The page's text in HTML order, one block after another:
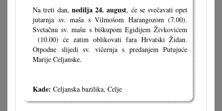
Na treti dan, nedilja 24. august, će se svečavati opet
jutarnja sv. maša s Vilmošom Harangozom (7.00).
Svetačnu sv. mašu s biškupom Egidijem Živkovićem
(10.00) će zatim oblikovati fara Hrvatski Židan.
Otpodne slijedi sv. vičernja s predanjem Putujuće
Marije Celjanske.
Kade: Celjanska bazilika, Celje